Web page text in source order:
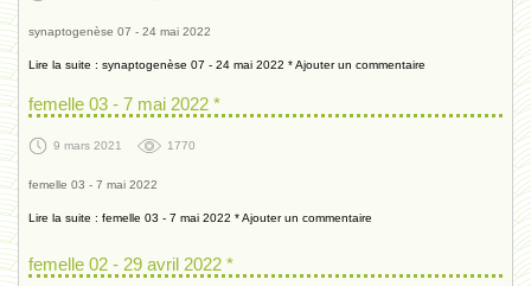
synaptogenèse 07 - 24 mai 2022
Lire la suite : synaptogenèse 07 - 24 mai 2022 *Ajouter un commentaire
femelle 03 - 7 mai 2022 *
9 mars 2021 1770
femelle 03 - 7 mai 2022
Lire la suite : femelle 03 - 7 mai 2022 *Ajouter un commentaire
femelle 02 - 29 avril 2022 *